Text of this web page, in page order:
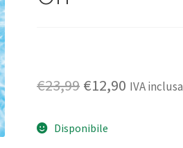
€23,99 Il
originale
€12,90 Il
IVA inclusa
Disponibile